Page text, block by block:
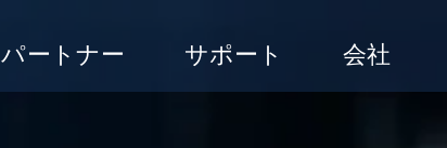
パートナー サポート 会社